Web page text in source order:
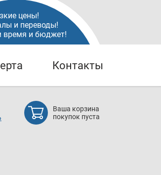
цены!
и переводы!
время и бюджет!
Контакты
Ваша корзина
покупок пуста